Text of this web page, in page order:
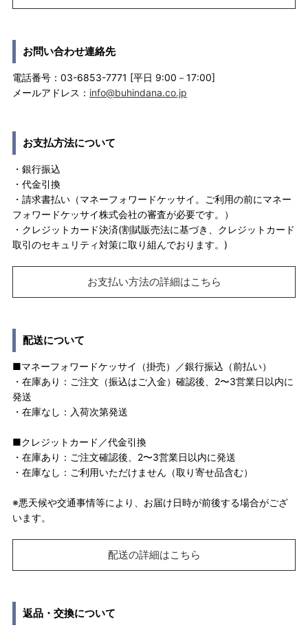
お問い合わせ連絡先
電話番号：03-6853-7771 [平日 9:00－17:00]
メールアドレス： info@buhindana.co.jp
お支払方法について
・銀行振込
・代金引換
・請求書払い（マネーフォワードケッサイ。ご利用の前にマネー
フォワードケッサイ株式会社の審査が必要です。）
・クレジットカード決済(割賦販売法に基づき、クレジットカード
取引のセキュリティ対策に取り組んでおります。)
お支払い方法の詳細はこちら
配送について
■マネーフォワードケッサイ（掛売）／銀行振込（前払い）
・在庫あり：ご注文（振込はご入金）確認後、2〜3営業日以内に
発送
・在庫なし：入荷次第発送
■クレジットカード／代金引換
・在庫あり：ご注文確認後、2〜3営業日以内に発送
・在庫なし：ご利用いただけません（取り寄せ品含む）
※悪天候や交通事情等により、お届け日時が前後する場合がござ
います。
配送の詳細はこちら
返品・交換について